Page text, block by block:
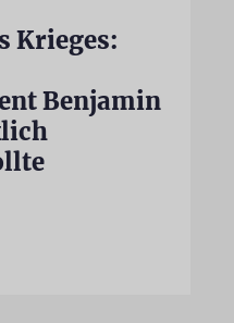
Krieges:
Benjamin